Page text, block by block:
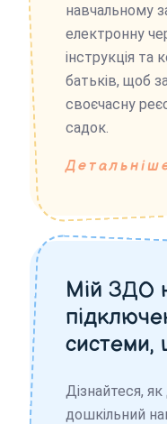
навчальному
електронну
інструкція та
батьків, щоб
своєчасну
садок.
Мій ЗДО
системи,
Дізнайтеся,
дошкільний